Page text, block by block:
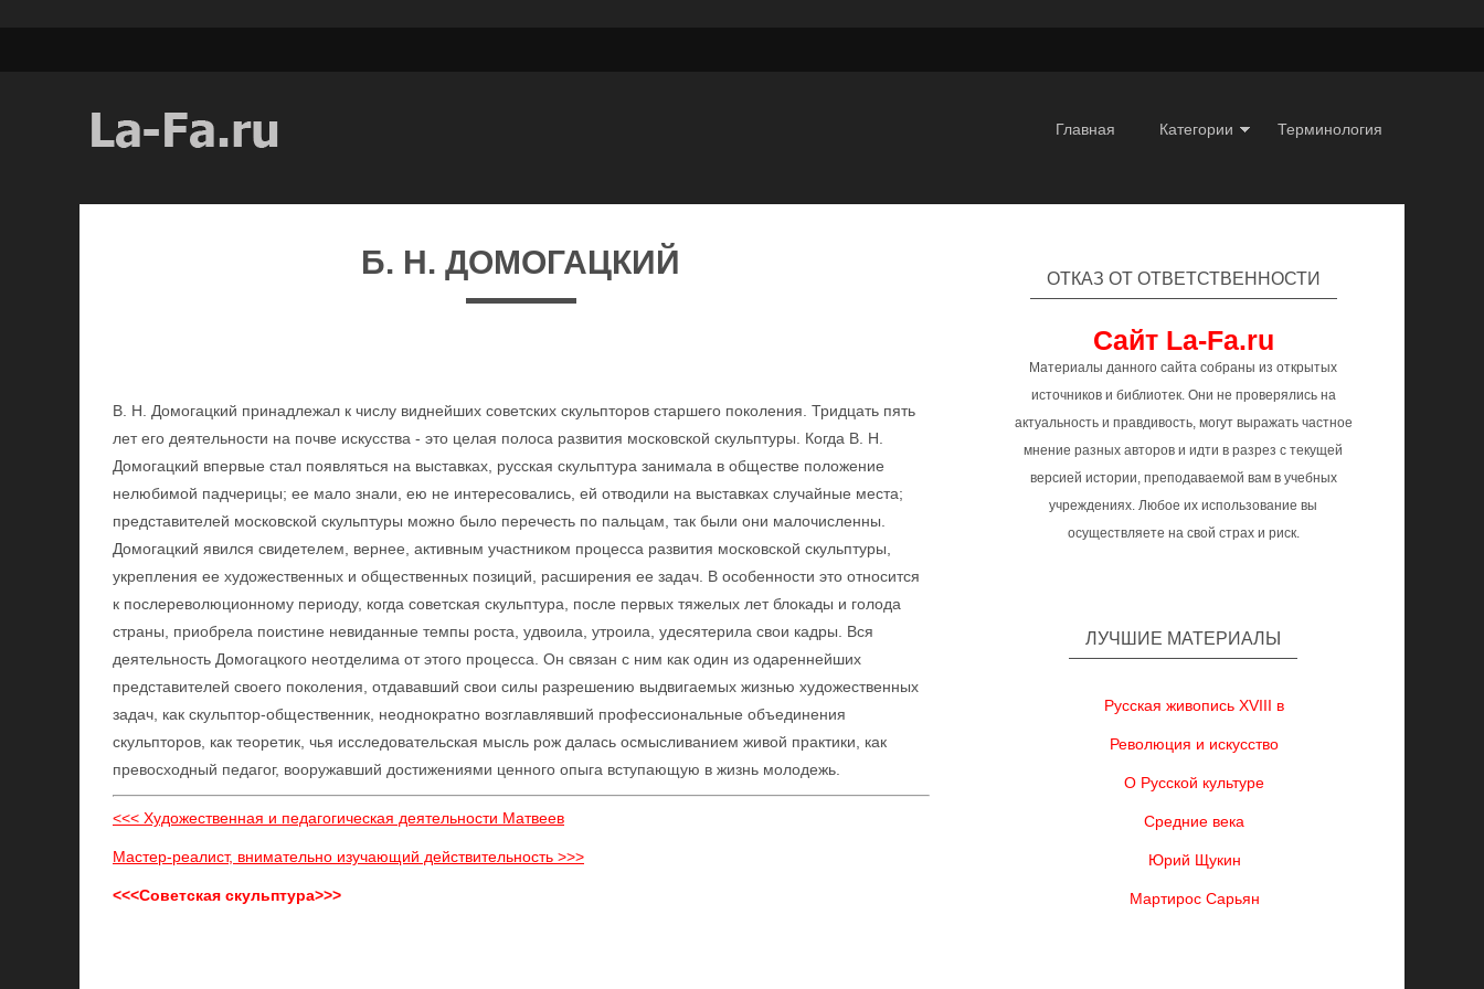
Главная Категории Терминология
Б. Н. ДОМОГАЦКИЙ
В. Н. Домогацкий принадлежал к числу виднейших советских скульпторов старшего поколения. Тридцать пять
лет его деятельности на почве искусства - это целая полоса развития московской скульптуры. Когда В. Н.
Домогацкий впервые стал появляться на выставках, русская скульптура занимала в обществе положение
нелюбимой падчерицы; ее мало знали, ею не интересовались, ей отводили на выставках случайные места;
представителей московской скульптуры можно было перечесть по пальцам, так были они малочисленны.
Домогацкий явился свидетелем, вернее, активным участником процесса развития московской скульптуры,
укрепления ее художественных и общественных позиций, расширения ее задач. В особенности это относится
к послереволюционному периоду, когда советская скульптура, после первых тяжелых лет блокады и голода
страны, приобрела поистине невиданные темпы роста, удвоила, утроила, удесятерила свои кадры. Вся
деятельность Домогацкого неотделима от этого процесса. Он связан с ним как один из одареннейших
представителей своего поколения, отдававший свои силы разрешению выдвигаемых жизнью художественных
задач, как скульптор-общественник, неоднократно возглавлявший профессиональные объединения
скульпторов, как теоретик, чья исследовательская мысль рож далась осмысливанием живой практики, как
превосходный педагог, вооружавший достижениями ценного опыга вступающую в жизнь молодежь.
<<< Художественная и педагогическая деятельности Матвеев
Мастер-реалист, внимательно изучающий действительность >>>
<<<Советская скульптура>>>
ОТКАЗ ОТ ОТВЕТСТВЕННОСТИ
Сайт La-Fa.ru
Материалы данного сайта собраны из открытых
источников и библиотек. Они не проверялись на
актуальность и правдивость, могут выражать частное
мнение разных авторов и идти в разрез с текущей
версией истории, преподаваемой вам в учебных
учреждениях. Любое их использование вы
осуществляете на свой страх и риск.
ЛУЧШИЕ МАТЕРИАЛЫ
Русская живопись XVIII в
Революция и искусство
О Русской культуре
Средние века
Юрий Щукин
Мартирос Сарьян